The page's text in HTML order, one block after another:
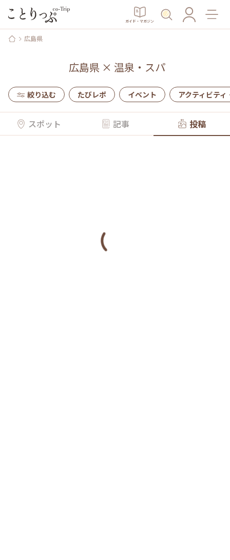
ガイド・マガジン
広島県
広島県 × 温泉・スパ
絞り込む たびレポ イベント アクティビティ
スポット 記事 投稿